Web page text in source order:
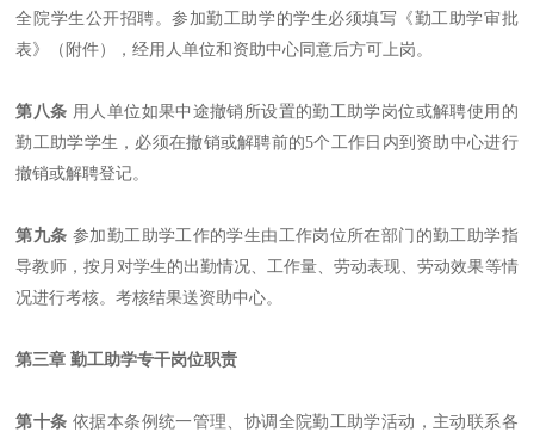
全院学生公开招聘。参加勤工助学的学生必须填写《勤工助学审批
表》（附件），经用人单位和资助中心同意后方可上岗。
第八条 用人单位如果中途撤销所设置的勤工助学岗位或解聘使用的
勤工助学学生，必须在撤销或解聘前的5个工作日内到资助中心进行
撤销或解聘登记。
第九条 参加勤工助学工作的学生由工作岗位所在部门的勤工助学指
导教师，按月对学生的出勤情况、工作量、劳动表现、劳动效果等情
况进行考核。考核结果送资助中心。
第三章 勤工助学专干岗位职责
第十条 依据本条例统一管理、协调全院勤工助学活动，主动联系各